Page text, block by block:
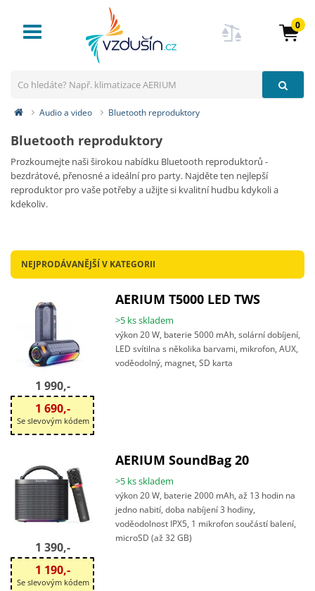
Toggle
0
Audio a video Bluetooth reproduktory
Bluetooth reproduktory
Prozkoumejte naši širokou nabídku Bluetooth reproduktorů -
bezdrátové, přenosné a ideální pro party. Najděte ten nejlepší
reproduktor pro vaše potřeby a užijte si kvalitní hudbu kdykoli a
kdekoliv.
NEJPRODÁVANĚJŠÍ V KATEGORII
1 990,-
1 690,-
Se slevovým kódem
AERIUM T5000 LED TWS
>5 ks skladem
výkon 20 W, baterie 5000 mAh, solární dobíjení,
LED svítilna s několika barvami, mikrofon, AUX,
voděodolný, magnet, SD karta
1 390,-
1 190,-
Se slevovým kódem
AERIUM SoundBag 20
>5 ks skladem
výkon 20 W, baterie 2000 mAh, až 13 hodin na
jedno nabití, doba nabíjení 3 hodiny,
voděodolnost IPX5, 1 mikrofon součástí balení,
microSD (až 32 GB)